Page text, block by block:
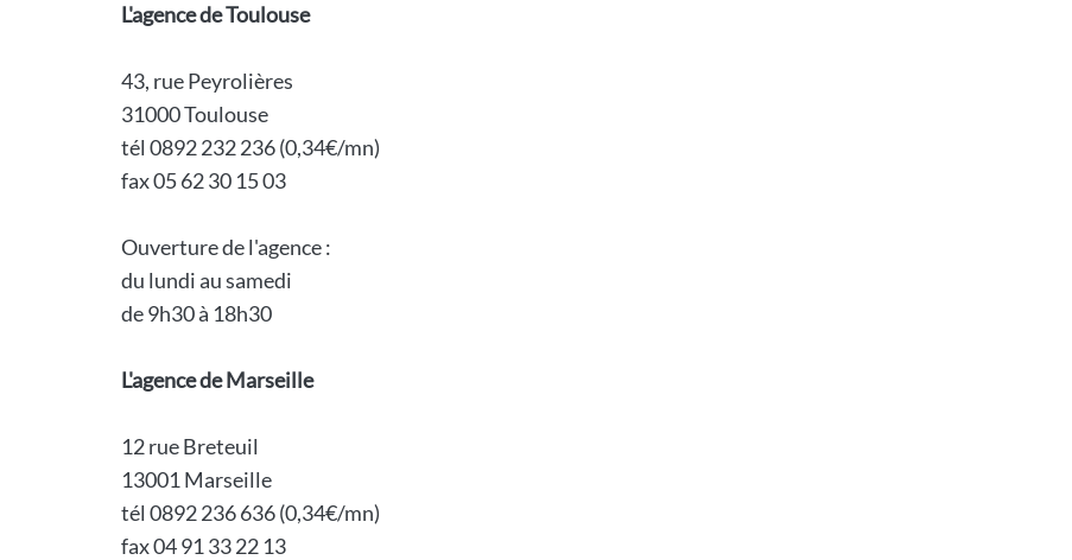
L'agence de Toulouse
43, rue Peyrolières
31000 Toulouse
tél 0892 232 236 (0,34€/mn)
fax 05 62 30 15 03
Ouverture de l'agence :
du lundi au samedi
de 9h30 à 18h30
L'agence de Marseille
12 rue Breteuil
13001 Marseille
tél 0892 236 636 (0,34€/mn)
fax 04 91 33 22 13